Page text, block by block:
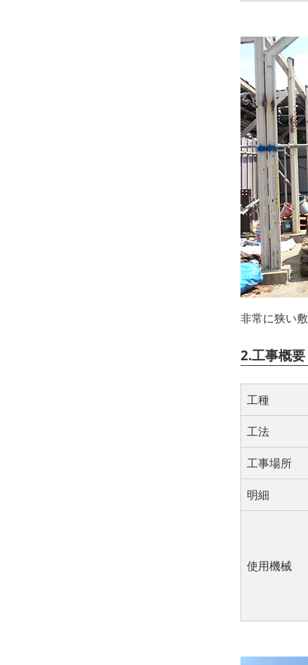
非常に狭い
2.工事概要
工種
工法
工事場所
明細
使用機械